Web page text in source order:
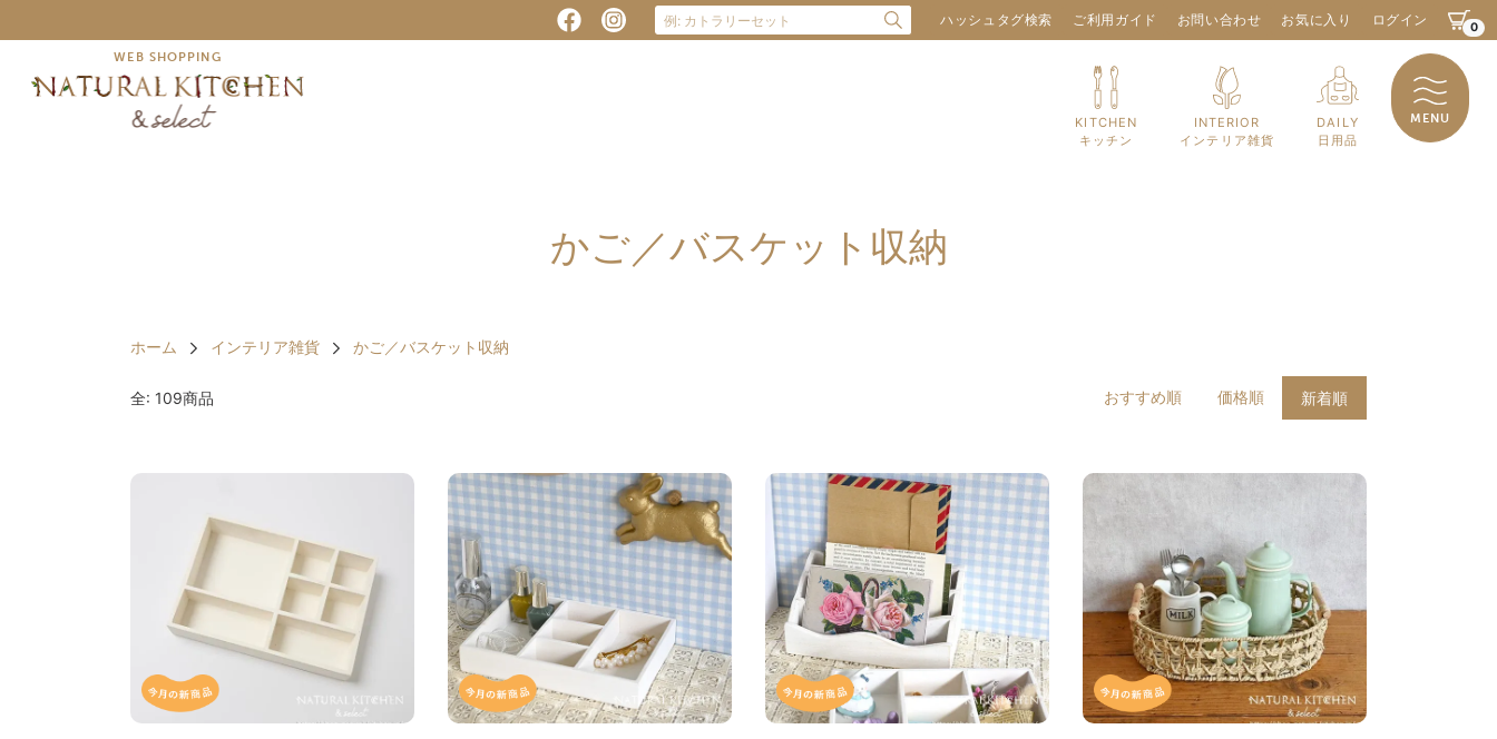
ハッシュタグ検索 ご利用ガイド お問い合わせ お気に入り ログイン 0
WEB SHOPPING
KITCHEN
キッチン
INTERIOR
インテリア雑貨
DAILY
日用品
MENU
かご／バスケット収納
ホーム インテリア雑貨 かご／バスケット収納
全: 109商品 おすすめ順 価格順 新着順